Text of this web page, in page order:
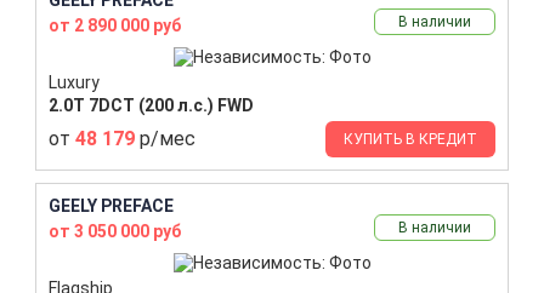
от 2 890 000 руб
В наличии
Luxury
2.0T 7DCT (200 л.с.) FWD
от 48 179 р/мес КУПИТЬ В КРЕДИТ
GEELY PREFACE
от 3 050 000 руб
В наличии
Flagship